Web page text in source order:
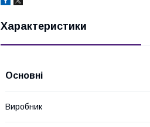
Характеристики
Основні
Виробник